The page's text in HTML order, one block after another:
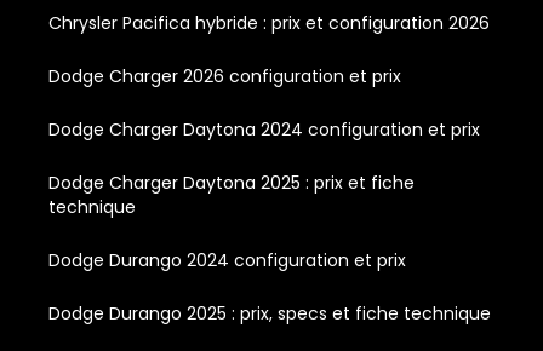
Chrysler Pacifica hybride : prix et configuration 2026
Dodge Charger 2026 configuration et prix
Dodge Charger Daytona 2024 configuration et prix
Dodge Charger Daytona 2025 : prix et fiche
technique
Dodge Durango 2024 configuration et prix
Dodge Durango 2025 : prix, specs et fiche technique